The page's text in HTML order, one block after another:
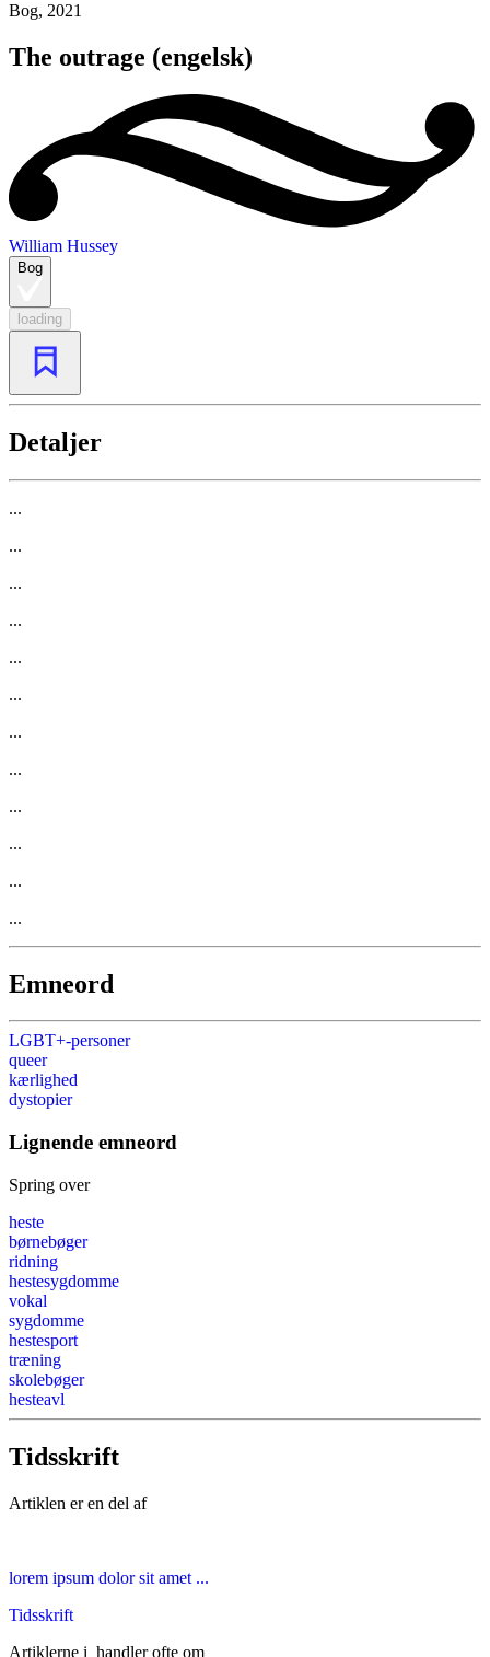
Bog, 2021
The outrage (engelsk)
William Hussey
Bog
loading
Detaljer
...
...
...
...
...
...
...
...
...
...
...
...
Emneord
LGBT+-personer
queer
kærlighed
dystopier
Lignende emneord
Spring over
heste
børnebøger
ridning
hestesygdomme
vokal
sygdomme
hestesport
træning
skolebøger
hesteavl
Tidsskrift
Artiklen er en del af
lorem ipsum dolor sit amet ...
Tidsskrift
Artiklerne i handler ofte om